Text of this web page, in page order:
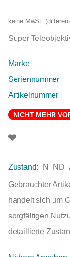
keine MwSt.
Super
Marke
Seriennummer
Artikelnummer
NICHT MEHR
Zustand: N ND
Gebrauchter
handelt sich um
sorgfältigen
detaillierte